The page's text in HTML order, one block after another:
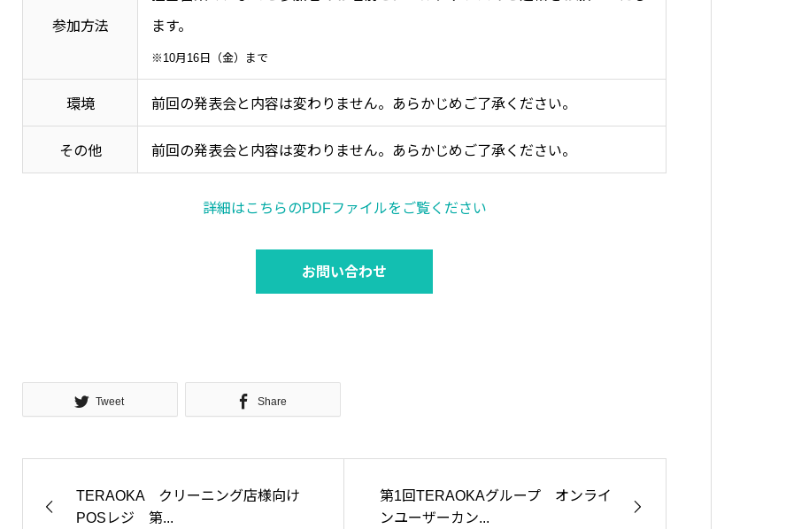
参加方法 ます。
※10月16日（金）まで
環境 前回の発表会と内容は変わりません。あらかじめご了承ください。
その他 前回の発表会と内容は変わりません。あらかじめご了承ください。
詳細はこちらのPDFファイルをご覧ください
お問い合わせ
Tweet Share
TERAOKA クリーニング店様向け
POSレジ 第...
第1回TERAOKAグループ オンライ
ンユーザーカン...